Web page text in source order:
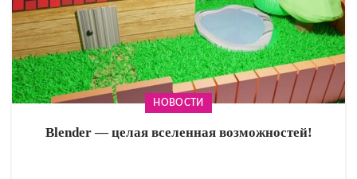
НОВОСТИ
Blender — целая вселенная возможностей!